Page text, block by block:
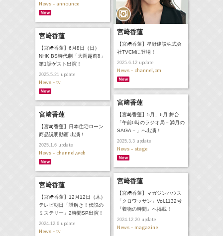
News - announce
宮﨑香蓮
【宮﨑香蓮】星野建設株式会
社TVCMに登場！
2025.6.12update
News - channel,cm
宮﨑香蓮
【宮﨑香蓮】6月8日（日）
NHK BS時代劇「大岡越前8」
第1話ゲスト出演！
2025.5.21update
News - tv
宮﨑香蓮
【宮﨑香蓮】5月、6月 舞台
「午前0時のラジオ局－満月の
SAGA－」へ出演！
2025.3.3update
News - stage
宮﨑香蓮
【宮﨑香蓮】日本住宅ローン
商品説明動画 出演！
2025.1.6update
News - channel,web
宮﨑香蓮
【宮﨑香蓮】マガジンハウス
「クロワッサン」Vol.1132号
『着物の時間』へ掲載！
2024.12.20update
News - magazine
宮﨑香蓮
【宮﨑香蓮】12月12日（木）
テレビ朝日「謎解き！伝説の
ミステリー」2時間SP出演！
2024.12.6update
News - tv